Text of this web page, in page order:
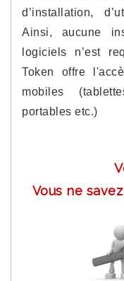
d’installation,
Ainsi, aucune
logiciels n’est
Token offre
mobiles
portables etc.)
Vous ne